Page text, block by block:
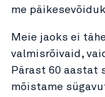
me
Meie jaoks ei
valmisrõivaid,
Pärast 60 aastat
mõistame